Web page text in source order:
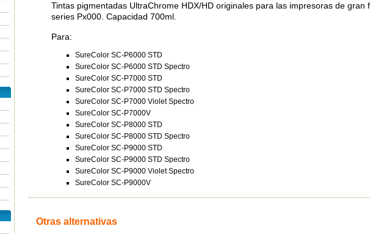
Tintas pigmentadas UltraChrome HDX/HD originales para las impresoras de gran
series Px000. Capacidad 700ml.
Para:
SureColor SC-P6000 STD
SureColor SC-P6000 STD Spectro
SureColor SC-P7000 STD
SureColor SC-P7000 STD Spectro
SureColor SC-P7000 Violet Spectro
SureColor SC-P7000V
SureColor SC-P8000 STD
SureColor SC-P8000 STD Spectro
SureColor SC-P9000 STD
SureColor SC-P9000 STD Spectro
SureColor SC-P9000 Violet Spectro
SureColor SC-P9000V
Otras alternativas